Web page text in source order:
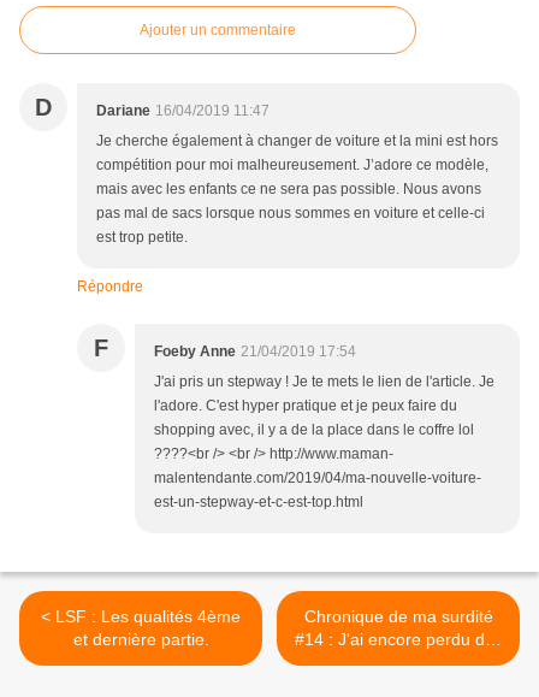
Ajouter un commentaire
D Dariane 16/04/2019 11:47
Je cherche également à changer de voiture et la mini est hors
compétition pour moi malheureusement. J’adore ce modèle,
mais avec les enfants ce ne sera pas possible. Nous avons
pas mal de sacs lorsque nous sommes en voiture et celle-ci
est trop petite.
Répondre
F Foeby Anne 21/04/2019 17:54
J'ai pris un stepway ! Je te mets le lien de l'article. Je
l'adore. C'est hyper pratique et je peux faire du
shopping avec, il y a de la place dans le coffre lol
????<br /> <br /> http://www.maman-
malentendante.com/2019/04/ma-nouvelle-voiture-
est-un-stepway-et-c-est-top.html
< LSF : Les qualités 4ème
et dernière partie.
Chronique de ma surdité
#14 : J'ai encore perdu des
décibels. >